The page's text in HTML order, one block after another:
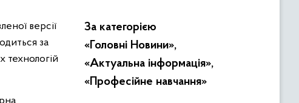
за
технологій
За категорією
«Головні Новини»,
«Актуальна інформація»,
«Професійне навчання»